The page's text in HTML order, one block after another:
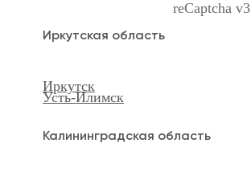
reCaptcha v3
Иркутская область
Иркутск
Усть-Илимск
Калининградская область